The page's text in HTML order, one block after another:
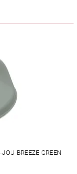
BREEZE GREEN